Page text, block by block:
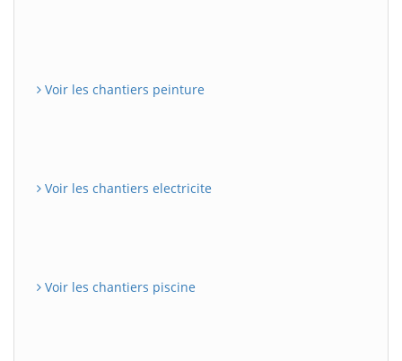
Voir les chantiers peinture
Voir les chantiers electricite
Voir les chantiers piscine